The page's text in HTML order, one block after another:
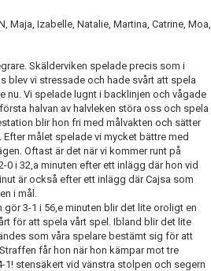
Maja, Izabelle, Natalie, Martina, Catrine, Moa,
Skälderviken spelade precis som i
blev vi stressade och hade svårt att spela
nu. Vi spelade lugnt i backlinjen och vågade
halvan av halvleken störa oss och spela
blir hon fri med målvakten och sätter
målet spelade vi mycket bättre med
Oftast är det när vi kommer runt på
0 i 32,a minuten efter ett inlägg där hon vid
är också efter ett inlägg där Cajsa som
i mål.
3-1 i 56,e minuten blir det lite oroligt en
för att spela vårt spel. Ibland blir det lite
som våra spelare bestämt sig för att
får hon när hon kämpar mot tre
stensäkert vid vänstra stolpen och segern